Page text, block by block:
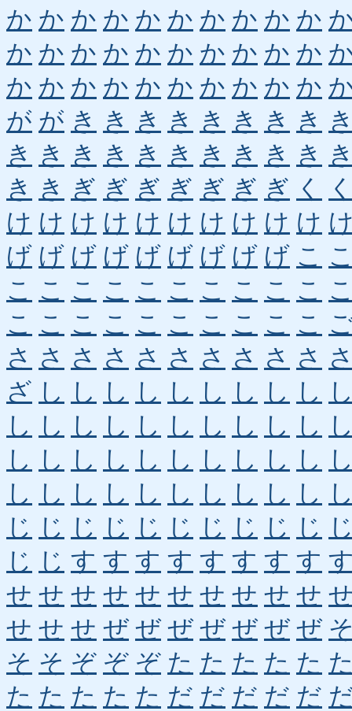
か か か か か か か か か か
か か か か か か か か か か
か か か か か か か か か か
が が き き き き き き き き
き き き き き き き き き き
き き ぎ ぎ ぎ ぎ ぎ ぎ ぎ く
け け け け け け け け け け
げ げ げ げ げ げ げ げ げ こ
こ こ こ こ こ こ こ こ こ こ
こ こ こ こ こ こ こ こ こ こ
さ さ さ さ さ さ さ さ さ さ
ざ し し し し し し し し し
し し し し し し し し し し
し し し し し し し し し し
し し し し し し し し し し
じ じ じ じ じ じ じ じ じ じ
じ じ す す す す す す す す
せ せ せ せ せ せ せ せ せ せ
せ せ せ ぜ ぜ ぜ ぜ ぜ ぜ ぜ
そ そ ぞ ぞ ぞ た た た た た
た た た た た だ だ だ だ だ